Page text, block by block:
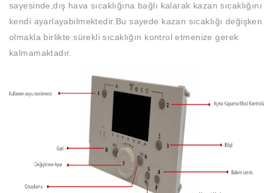
sayesinde,dış hava sıcaklığına bağlı kalarak kazan sıcaklığını
kendi ayarlayabilmektedir.Bu sayede kazan sıcaklığı değişken
olmakla birlikte sürekli sıcaklığın kontrol etmenize gerek
kalmamaktadır.